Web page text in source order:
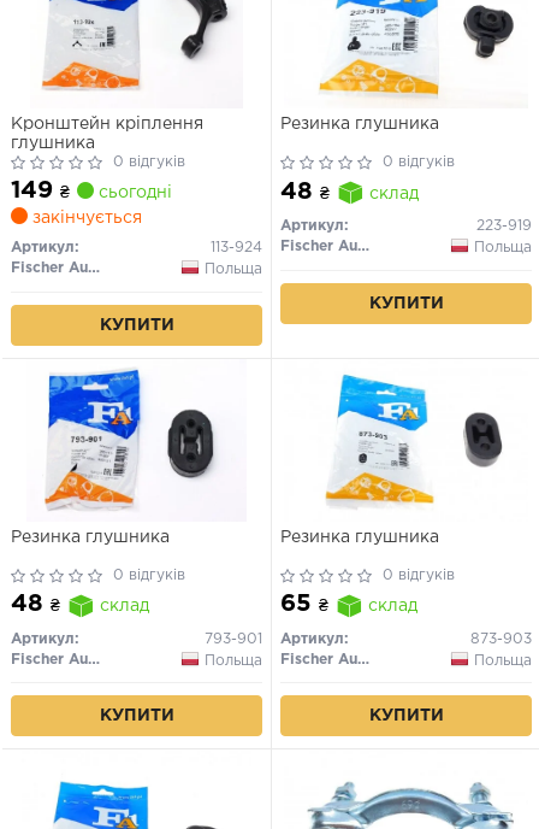
Кронштейн кріплення
глушника
0 відгуків
149 ₴
сьогодні
закінчується
Артикул:
113-924
Fischer Automotive One (FA1)
Польща
КУПИТИ
Резинка глушника
0 відгуків
48 ₴ склад
Артикул:
223-919
Fischer Automotive One (FA1)
Польща
КУПИТИ
Резинка глушника
0 відгуків
48 ₴ склад
Артикул:
793-901
Fischer Automotive One (FA1)
Польща
КУПИТИ
Резинка глушника
0 відгуків
65 ₴ склад
Артикул:
873-903
Fischer Automotive One (FA1)
Польща
КУПИТИ